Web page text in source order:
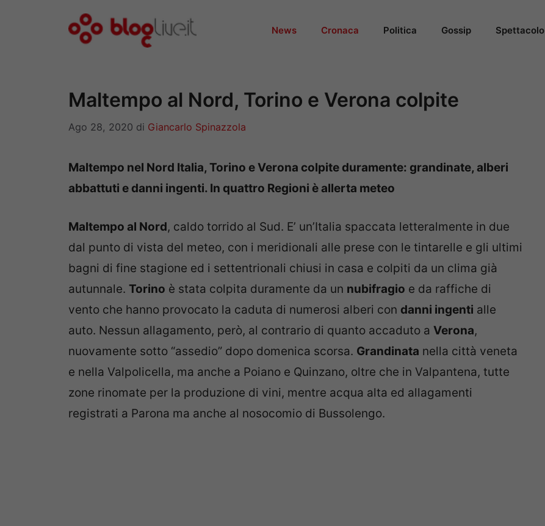
News Cronaca Politica Gossip Spettacolo
Maltempo al Nord, Torino e Verona colpite
Ago 28, 2020 di Giancarlo Spinazzola
Maltempo nel Nord Italia, Torino e Verona colpite duramente: grandinate, alberi
abbattuti e danni ingenti. In quattro Regioni è allerta meteo
Maltempo al Nord, caldo torrido al Sud. E’ un’Italia spaccata letteralmente in due
dal punto di vista del meteo, con i meridionali alle prese con le tintarelle e gli ultimi
bagni di fine stagione ed i settentrionali chiusi in casa e colpiti da un clima già
autunnale. Torino è stata colpita duramente da un nubifragio e da raffiche di
vento che hanno provocato la caduta di numerosi alberi con danni ingenti alle
auto. Nessun allagamento, però, al contrario di quanto accaduto a Verona,
nuovamente sotto “assedio” dopo domenica scorsa. Grandinata nella città veneta
e nella Valpolicella, ma anche a Poiano e Quinzano, oltre che in Valpantena, tutte
zone rinomate per la produzione di vini, mentre acqua alta ed allagamenti
registrati a Parona ma anche al nosocomio di Bussolengo.